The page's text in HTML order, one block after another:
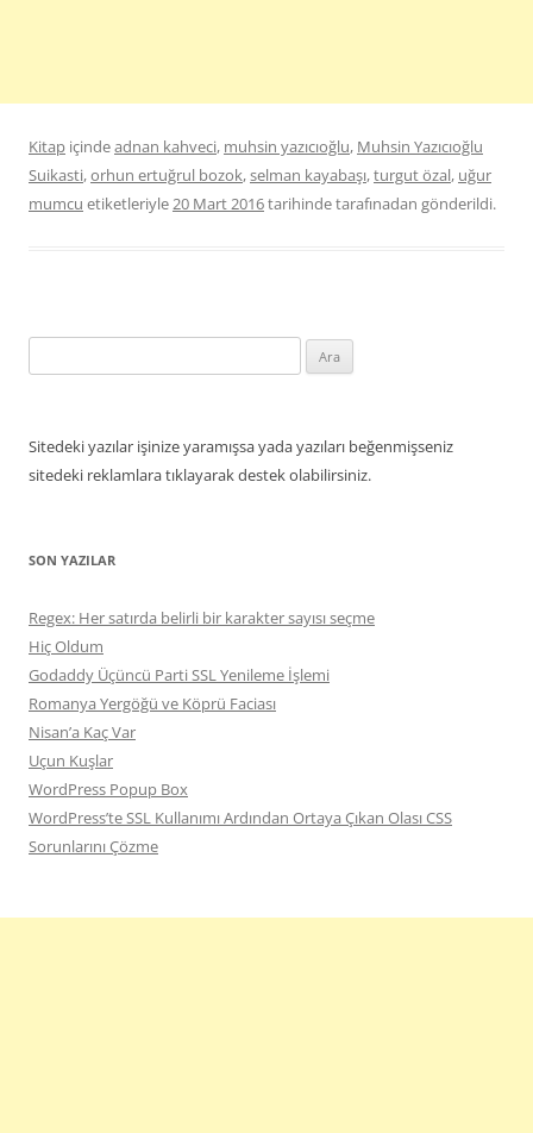
Kitap içindeadnan kahveci, muhsin yazıcıoğlu, Muhsin Yazıcıoğlu
Suikasti,orhun ertuğrul bozok,selman kayabaşı,turgut özal, uğur
mumcu etiketleriyle20 Mart 2016tarihindetarafınadan gönderildi.
Sitedeki yazılar işinize yaramışsa yada yazıları beğenmişseniz
sitedeki reklamlara tıklayarak destek olabilirsiniz.
SON YAZILAR
Regex: Her satırda belirli bir karakter sayısı seçme
Hiç Oldum
Godaddy Üçüncü Parti SSL Yenileme İşlemi
Romanya Yergöğü ve Köprü Faciası
Nisan’a Kaç Var
Uçun Kuşlar
WordPress Popup Box
WordPress’te SSL Kullanımı Ardından Ortaya Çıkan Olası CSS
Sorunlarını Çözme